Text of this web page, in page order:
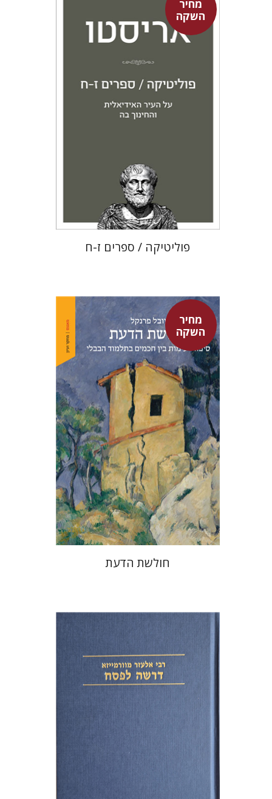
מחיר
השקה
אריסטו
עמית ברץ
מחיר השקה
$31
$22
פוליטיקה / ספרים ז-ח
מחיר
השקהיובל פרנקל
מחיר השקה
$46
$32
חולשת הדעת
אלעזר מוורמייזא